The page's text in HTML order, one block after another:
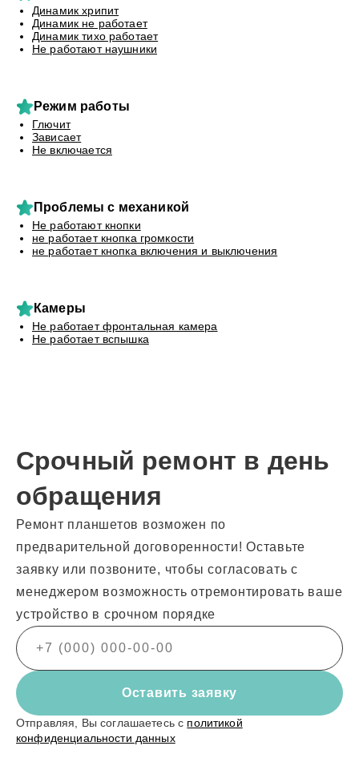
Динамик хрипит
Динамик не работает
Динамик тихо работает
Не работают наушники
Режим работы
Глючит
Зависает
Не включается
Проблемы с механикой
Не работают кнопки
не работает кнопка громкости
не работает кнопка включения и выключения
Камеры
Не работает фронтальная камера
Не работает вспышка
Срочный ремонт в день
обращения
Ремонт планшетов возможен по
предварительной договоренности! Оставьте
заявку или позвоните, чтобы согласовать с
менеджером возможность отремонтировать ваше
устройство в срочном порядке
Оставить заявку
Отправляя, Вы соглашаетесь с политикой
конфиденциальности данных